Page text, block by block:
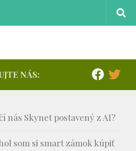
NÁS:
nás Skynet postavený z AI?
som si smart zámok kúpiť